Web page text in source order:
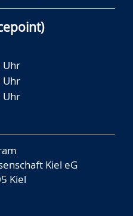
Uhr
Uhr
Uhr
Kiel eG
Kiel